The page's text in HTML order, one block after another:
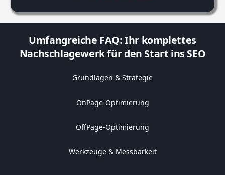
Umfangreiche FAQ: Ihr komplettes
Nachschlagewerk für den Start ins SEO
Grundlagen & Strategie
OnPage-Optimierung
OffPage-Optimierung
Werkzeuge & Messbarkeit